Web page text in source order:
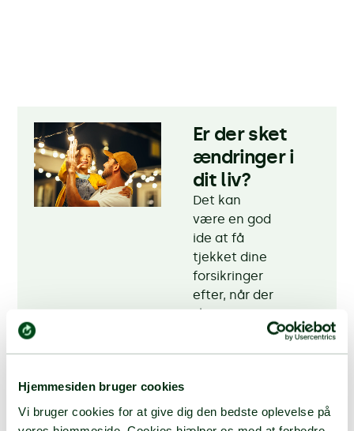
Hjemmesiden bruger cookies
Vi bruger cookies for at give dig den bedste oplevelse på
Er der sket
ændringer i
dit liv?
Det kan
være en god
ide at få
tjekket dine
forsikringer
efter, når der
sker noget
På den måde
de rigtige
dækninger til